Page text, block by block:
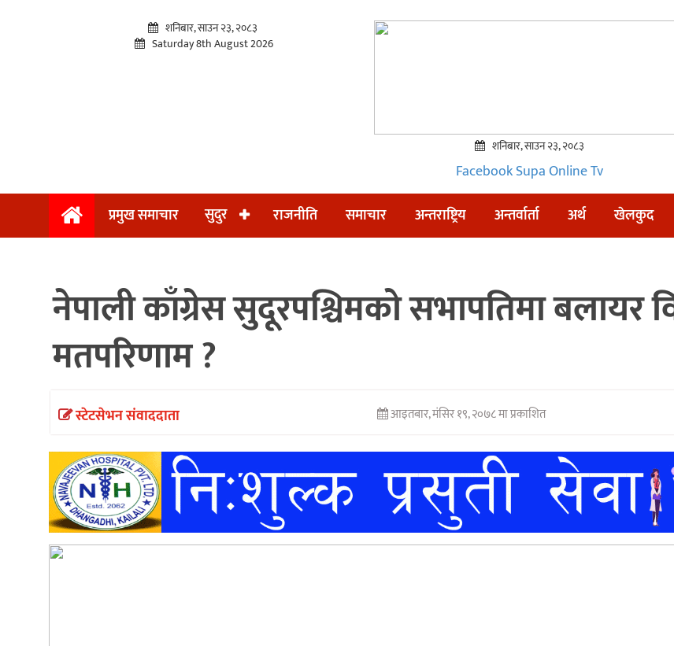
समाचार
राजनीति
समाचार
अन्तराष्ट्रिय
खेलकुद
मनोरञ्जन
शनिबार, साउन २३, २०८३
Saturday 8th August 2026
शनिबार, साउन २३, २०८३
FacebookSupa Online Tv
प्रमुख समाचार
सुदुर राजनीति समाचार अन्तराष्ट्रिय अन्तर्वार्ता अर्थ खेलकुद
नेपाली काँग्रेस सुदूरपश्चिमको सभापतिमा
मतपरिणाम ?
स्टेटसेभन संवाददाता आइतबार, मंसिर १९, २०७८ मा प्रकाशित